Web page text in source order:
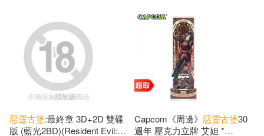
惡靈古堡:最終章 3D+2D 雙碟
版 (藍光2BD)(Resident Evil:
Capcom《周邊》 惡靈古堡30
週年 壓克力立牌 艾妲 *